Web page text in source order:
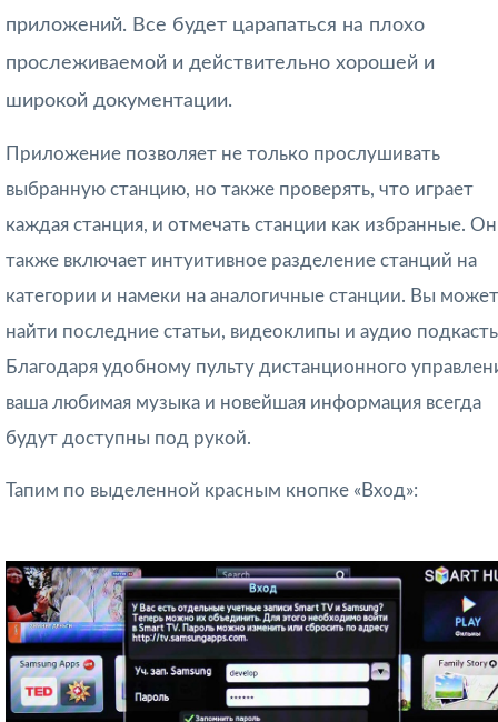
приложений. Все будет царапаться на плохо
прослеживаемой и действительно хорошей и
широкой документации.
Приложение позволяет не только прослушивать
выбранную станцию, но также проверять, что играет
каждая станция, и отмечать станции как избранные. Он
также включает интуитивное разделение станций на
категории и намеки на аналогичные станции. Вы
найти последние статьи, видеоклипы и аудио
Благодаря удобному пульту дистанционного
ваша любимая музыка и новейшая информация всегда
будут доступны под рукой.
Тапим по выделенной красным кнопке «Вход»: